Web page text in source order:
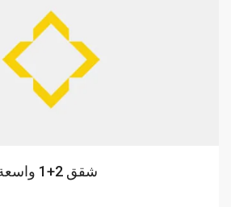
شقق 2+1 واسعة للبيع في إسكيلي